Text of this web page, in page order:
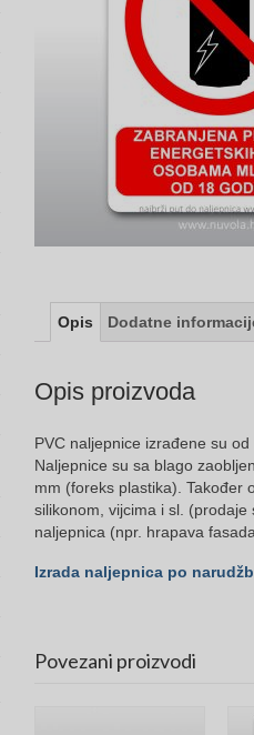
Opis Dodatne
Opis proizvoda
PVC naljepnice izrađene su
Naljepnice su sa blago
mm (foreks plastika). Također
silikonom, vijcima i sl.
naljepnica (npr. hrapava
Izrada naljepnica po
Povezani proizvodi